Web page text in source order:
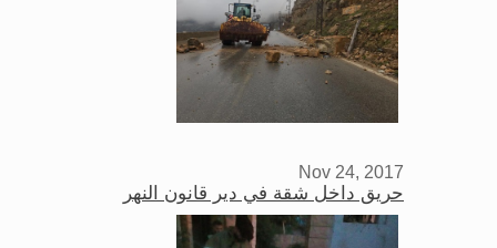
Nov 24, 2017
حريق داخل شقة في دير قانون النهر